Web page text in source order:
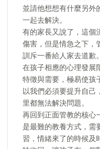
並請他想想有什麼另外
一起去解決。
有的家長又說了，這個
傷害，但是情急之下，
訓斥一番給人家去道歉。
在孩子相應的心理發展
特徵與需要，極易使孩
以我們必須要提升自己
里都無法解決問題。
再回到正面管教的核心
是最難的教養方式，需
習，情緒來了的時候及